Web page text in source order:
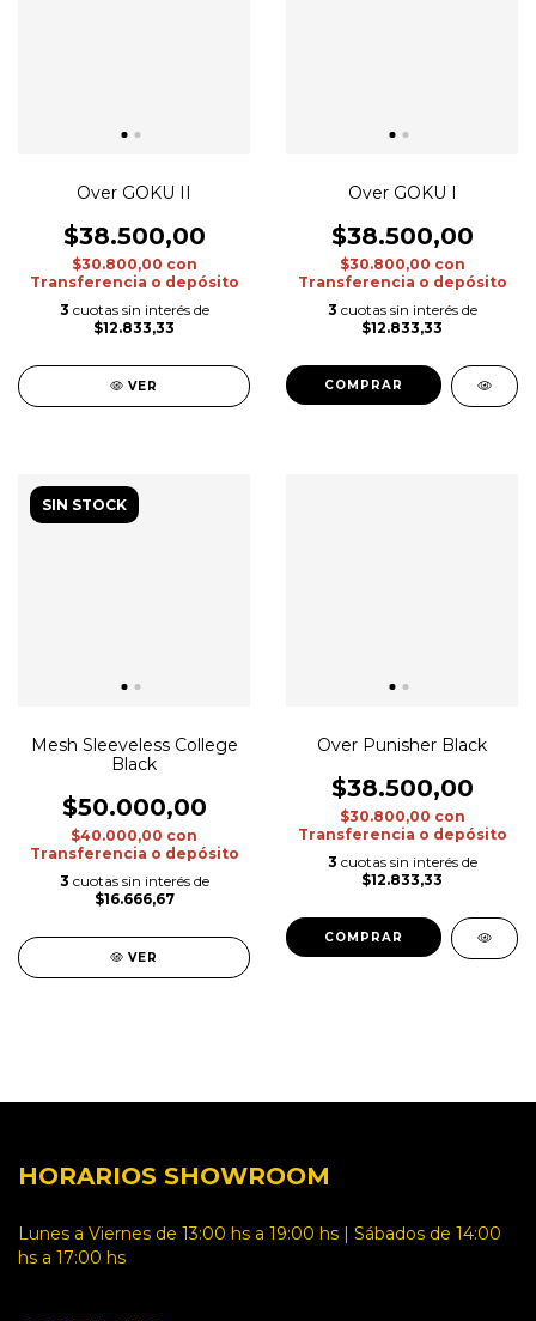
Over GOKU II
$38.500,00
$30.800,00 con
Transferencia o depósito
3 cuotas sin interés de
$12.833,33
VER
Over GOKU I
$38.500,00
$30.800,00 con
Transferencia o depósito
3 cuotas sin interés de
$12.833,33
COMPRAR
SIN STOCK
Mesh Sleeveless College
Black
$50.000,00
$40.000,00 con
Transferencia o depósito
3 cuotas sin interés de
$16.666,67
VER
Over Punisher Black
$38.500,00
$30.800,00 con
Transferencia o depósito
3 cuotas sin interés de
$12.833,33
COMPRAR
HORARIOS SHOWROOM
Lunes a Viernes de 13:00 hs a 19:00 hs | Sábados de 14:00
hs a 17:00 hs